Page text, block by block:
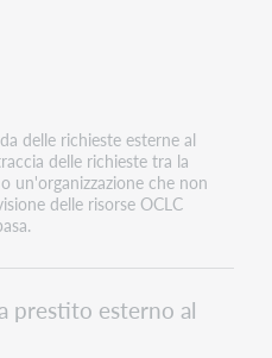
delle richieste esterne al
delle richieste tra la
un'organizzazione che non
delle risorse OCLC
prestito esterno al